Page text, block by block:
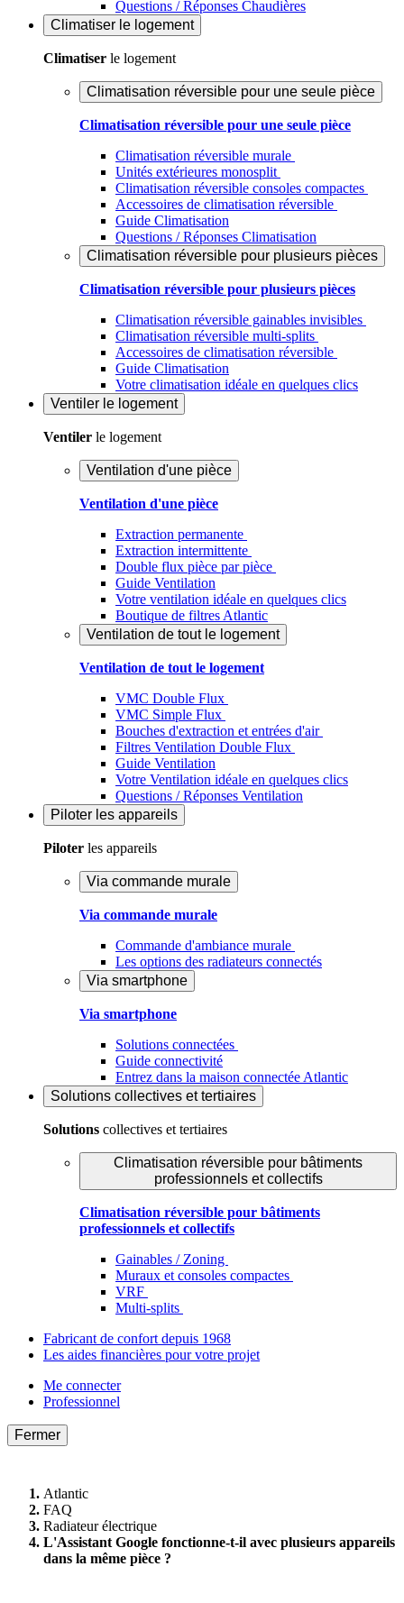
Questions / Réponses Chaudières
Climatiser le logement
Climatiser le logement
Climatisation réversible pour une seule pièce
Climatisation réversible pour une seule pièce
Climatisation réversible murale
Unités extérieures monosplit
Climatisation réversible consoles compactes
Accessoires de climatisation réversible
Guide Climatisation
Questions / Réponses Climatisation
Climatisation réversible pour plusieurs pièces
Climatisation réversible pour plusieurs pièces
Climatisation réversible gainables invisibles
Climatisation réversible multi-splits
Accessoires de climatisation réversible
Guide Climatisation
Votre climatisation idéale en quelques clics
Ventiler le logement
Ventiler le logement
Ventilation d'une pièce
Ventilation d'une pièce
Extraction permanente
Extraction intermittente
Double flux pièce par pièce
Guide Ventilation
Votre ventilation idéale en quelques clics
Boutique de filtres Atlantic
Ventilation de tout le logement
Ventilation de tout le logement
VMC Double Flux
VMC Simple Flux
Bouches d'extraction et entrées d'air
Filtres Ventilation Double Flux
Guide Ventilation
Votre Ventilation idéale en quelques clics
Questions / Réponses Ventilation
Piloter les appareils
Piloter les appareils
Via commande murale
Via commande murale
Commande d'ambiance murale
Les options des radiateurs connectés
Via smartphone
Via smartphone
Solutions connectées
Guide connectivité
Entrez dans la maison connectée Atlantic
Solutions collectives et tertiaires
Solutions collectives et tertiaires
Climatisation réversible pour bâtiments
professionnels et collectifs
Climatisation réversible pour bâtiments
professionnels et collectifs
Gainables / Zoning
Muraux et consoles compactes
VRF
Multi-splits
Fabricant de confort depuis 1968
Les aides financières pour votre projet
Me connecter
Professionnel
Fermer
Atlantic
FAQ
Radiateur électrique
L'Assistant Google fonctionne-t-il avec plusieurs appareils
dans la même pièce ?